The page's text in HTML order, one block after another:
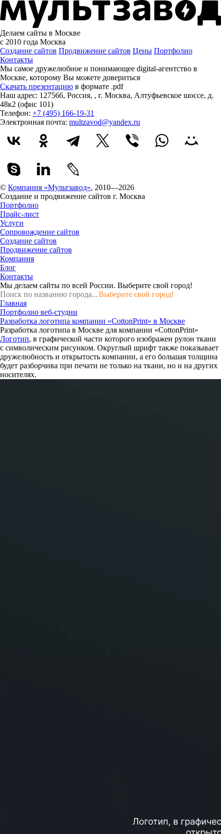
Делаем сайты в Москве
с 2010 года Москва
Создание сайтов Продвижение сайтов Цены Портфолио
Контакты
Мы самое дружелюбное и понимающее digital-агентство в
Москве, которому Вы можете довериться
Скачать презентацию в формате .pdf
Наш адрес: 127566, Россия, , г. Москва, Алтуфьевское шоссе, д.
48к2 (офис 101)
Телефон: +7 (495) 166-19-31
Электронная почта: multzavod@yandex.ru
© Компания «Мультзавод», 2010—2026
Создание и продвижение сайтов г. Москва
Портфолио
Прайс-лист
Услуги
Сопровождение сайтов
Создание сайтов
Продвижение сайтов
Компания
Блог
Контакты
Мы делаем сайты по всей России. Выберите свой город!
Выберите свой город!
Главная
Портфолио веб-студии
Разработка логотипа компании «CottonPrint» в Москве
Разработка логотипа в Москве для компании «CottonPrint»
Логотип, в графической части которого изображен рулон ткани
с символическим рисунком. Округлый шрифт также показывает
дружелюбность и открытость компании, а его большая толщина
будет разборчива при печати не только на ткани, но и на других
носителях.